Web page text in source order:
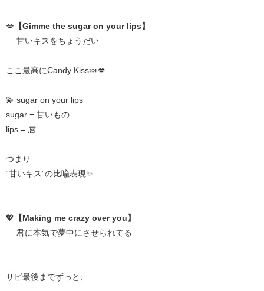
💋 【Gimme the sugar on your lips】
甘いキスをちょうだい
ここ最高にCandy Kiss🍬💋
💫 sugar on your lips
sugar = 甘いもの
lips = 唇
つまり
“甘いキス”の比喩表現✨
💖 【Making me crazy over you】
君に本気で夢中にさせられてる
サビ最後までずっと、